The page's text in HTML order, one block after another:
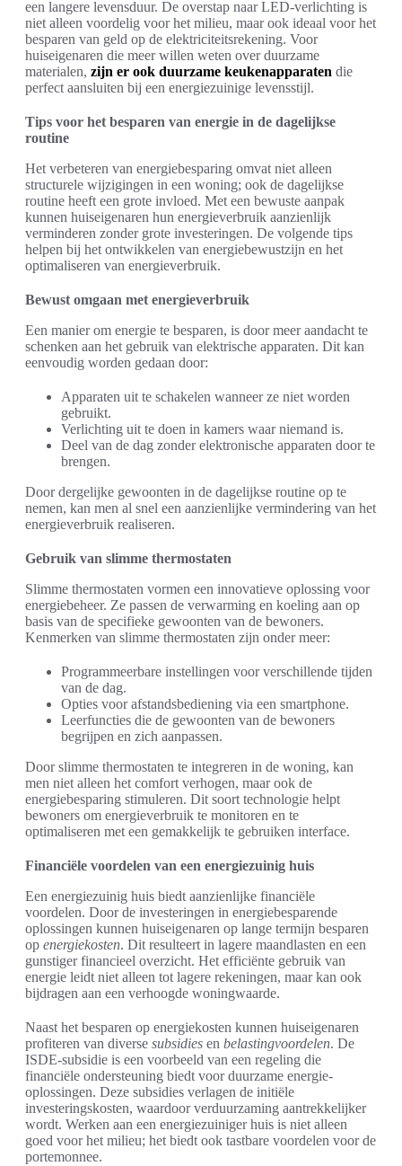
een langere levensduur. De overstap naar LED-verlichting is
niet alleen voordelig voor het milieu, maar ook ideaal voor het
besparen van geld op de elektriciteitsrekening. Voor
huiseigenaren die meer willen weten over duurzame
materialen, zijn er ook duurzame keukenapparaten die
perfect aansluiten bij een energiezuinige levensstijl.
Tips voor het besparen van energie in de dagelijkse
routine
Het verbeteren van energiebesparing omvat niet alleen
structurele wijzigingen in een woning; ook de dagelijkse
routine heeft een grote invloed. Met een bewuste aanpak
kunnen huiseigenaren hun energieverbruik aanzienlijk
verminderen zonder grote investeringen. De volgende tips
helpen bij het ontwikkelen van energiebewustzijn en het
optimaliseren van energieverbruik.
Bewust omgaan met energieverbruik
Een manier om energie te besparen, is door meer aandacht te
schenken aan het gebruik van elektrische apparaten. Dit kan
eenvoudig worden gedaan door:
Apparaten uit te schakelen wanneer ze niet worden
gebruikt.
Verlichting uit te doen in kamers waar niemand is.
Deel van de dag zonder elektronische apparaten door te
brengen.
Door dergelijke gewoonten in de dagelijkse routine op te
nemen, kan men al snel een aanzienlijke vermindering van het
energieverbruik realiseren.
Gebruik van slimme thermostaten
Slimme thermostaten vormen een innovatieve oplossing voor
energiebeheer. Ze passen de verwarming en koeling aan op
basis van de specifieke gewoonten van de bewoners.
Kenmerken van slimme thermostaten zijn onder meer:
Programmeerbare instellingen voor verschillende tijden
van de dag.
Opties voor afstandsbediening via een smartphone.
Leerfuncties die de gewoonten van de bewoners
begrijpen en zich aanpassen.
Door slimme thermostaten te integreren in de woning, kan
men niet alleen het comfort verhogen, maar ook de
energiebesparing stimuleren. Dit soort technologie helpt
bewoners om energieverbruik te monitoren en te
optimaliseren met een gemakkelijk te gebruiken interface.
Financiële voordelen van een energiezuinig huis
Een energiezuinig huis biedt aanzienlijke financiële
voordelen. Door de investeringen in energiebesparende
oplossingen kunnen huiseigenaren op lange termijn besparen
op energiekosten. Dit resulteert in lagere maandlasten en een
gunstiger financieel overzicht. Het efficiënte gebruik van
energie leidt niet alleen tot lagere rekeningen, maar kan ook
bijdragen aan een verhoogde woningwaarde.
Naast het besparen op energiekosten kunnen huiseigenaren
profiteren van diverse subsidies en belastingvoordelen. De
ISDE-subsidie is een voorbeeld van een regeling die
financiële ondersteuning biedt voor duurzame energie-
oplossingen. Deze subsidies verlagen de initiële
investeringskosten, waardoor verduurzaming aantrekkelijker
wordt. Werken aan een energiezuiniger huis is niet alleen
goed voor het milieu; het biedt ook tastbare voordelen voor de
portemonnee.